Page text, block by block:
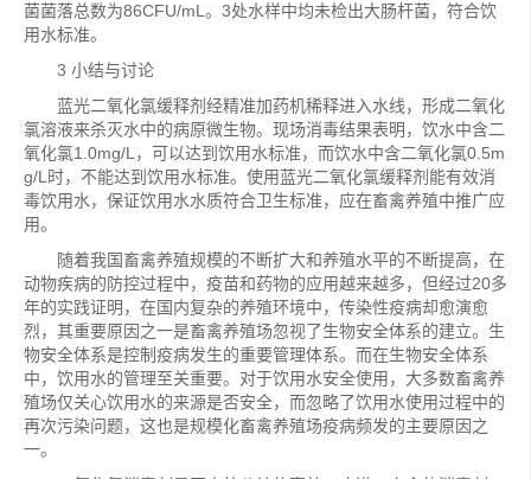
菌菌落总数为86CFU/mL。3处水样中均未检出大肠杆菌，符合饮
用水标准。
3 小结与讨论
蓝光二氧化氯缓释剂经精准加药机稀释进入水线，形成二氧化
氯溶液来杀灭水中的病原微生物。现场消毒结果表明，饮水中含二
氧化氯1.0mg/L，可以达到饮用水标准，而饮水中含二氧化氯0.5m
g/L时，不能达到饮用水标准。使用蓝光二氧化氯缓释剂能有效消
毒饮用水，保证饮用水水质符合卫生标准，应在畜禽养殖中推广应
用。
随着我国畜禽养殖规模的不断扩大和养殖水平的不断提高，在
动物疾病的防控过程中，疫苗和药物的应用越来越多，但经过20多
年的实践证明，在国内复杂的养殖环境中，传染性疫病却愈演愈
烈，其重要原因之一是畜禽养殖场忽视了生物安全体系的建立。生
物安全体系是控制疫病发生的重要管理体系。而在生物安全体系
中，饮用水的管理至关重要。对于饮用水安全使用，大多数畜禽养
殖场仅关心饮用水的来源是否安全，而忽略了饮用水使用过程中的
再次污染问题，这也是规模化畜禽养殖场疫病频发的主要原因之
一。